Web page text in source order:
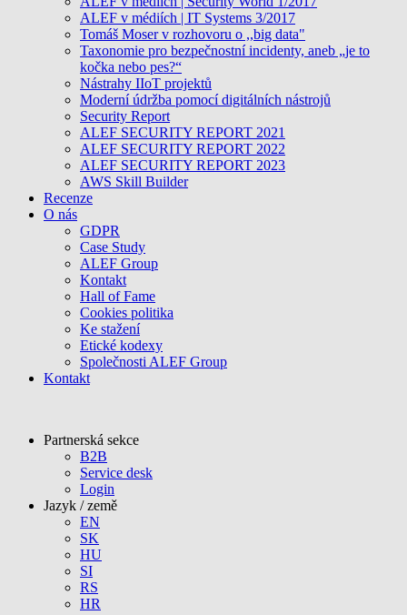
ALEF v médiích | IT Systems 3/2017
Tomáš Moser v rozhovoru o ,,big data"
Taxonomie pro bezpečnostní incidenty, aneb „je to
kočka nebo pes?“
Nástrahy IIoT projektů
Moderní údržba pomocí digitálních nástrojů
Security Report
ALEF SECURITY REPORT 2021
ALEF SECURITY REPORT 2022
ALEF SECURITY REPORT 2023
AWS Skill Builder
Recenze
O nás
GDPR
Case Study
ALEF Group
Kontakt
Hall of Fame
Cookies politika
Ke stažení
Etické kodexy
Společnosti ALEF Group
Kontakt
Partnerská sekce
B2B
Service desk
Login
Jazyk / země
EN
SK
HU
SI
RS
HR